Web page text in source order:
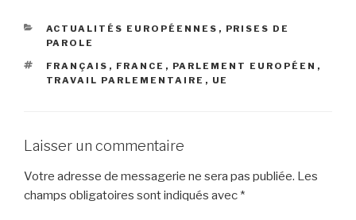
CATÉGORIES
ACTUALITÉS EUROPÉENNES , PRISES DE
PAROLE
ÉTIQUETTES
FRANÇAIS , FRANCE , PARLEMENT EUROPÉEN ,
TRAVAIL PARLEMENTAIRE , UE
Laisser un commentaire
Votre adresse de messagerie ne sera pas publiée. Les
champs obligatoires sont indiqués avec *